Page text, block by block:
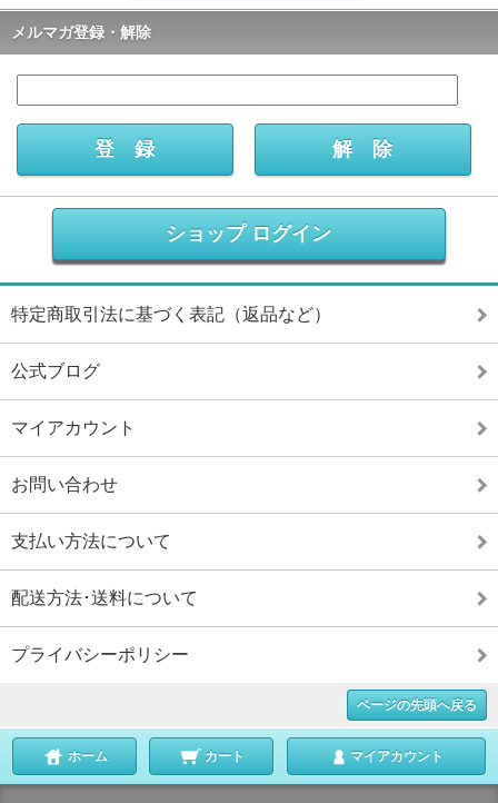
メルマガ登録・解除
ショップ ログイン
特定商取引法に基づく表記（返品など）
公式ブログ
マイアカウント
お問い合わせ
支払い方法について
配送方法･送料について
プライバシーポリシー
ページの先頭へ戻る
ホーム カート マイアカウント